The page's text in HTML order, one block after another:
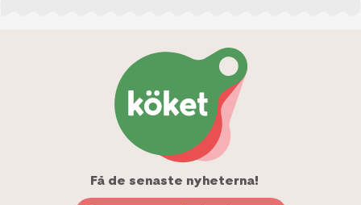
Få de senaste nyheterna!